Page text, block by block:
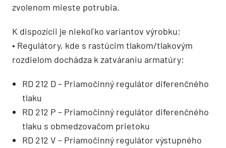
zvolenom mieste potrubia.
K dispozícii je niekoľko variantov výrobku:
• Regulátory, kde s rastúcim tlakom/tlakovým
rozdielom dochádza k zatváraniu armatúry:
RD 212 D – Priamočinný regulátor diferenčného
tlaku
RD 212 P – Priamočinný regulátor diferenčného
tlaku s obmedzovačom prietoku
RD 212 V – Priamočinný regulátor výstupného